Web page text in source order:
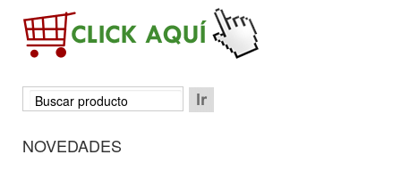
NOVEDADES